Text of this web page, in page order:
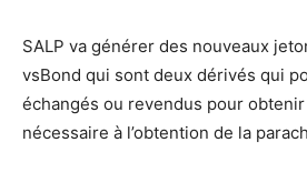
SALP va générer des nouveaux
vsBond qui sont deux dérivés qui
échangés ou revendus pour
nécessaire à l’obtention de la